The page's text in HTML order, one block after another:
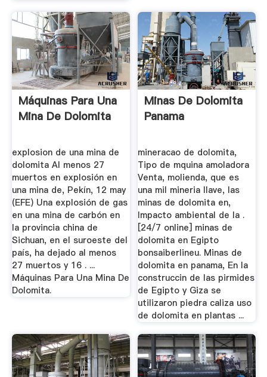
Máquinas Para Una
Mina De Dolomita
explosion de una mina de
dolomita Al menos 27
muertos en explosión en
una mina de, Pekín, 12 may
(EFE) Una explosión de gas
en una mina de carbón en
la provincia china de
Sichuan, en el suroeste del
país, ha dejado al menos
27 muertos y 16 . ...
Máquinas Para Una Mina De
Dolomita.
Minas De Dolomita
Panama
mineracao de dolomita,
Tipo de mquina amoladora
Venta, molienda, que es
una mil mineria llave, las
minas de dolomita en,
Impacto ambiental de la .
[24/7 online] minas de
dolomita en Egipto
bonsaiberlineu. Minas de
dolomita en panama, En la
construccin de las pirmides
de Egipto y Giza se
utilizaron piedra caliza uso
de dolomita en plantas ...